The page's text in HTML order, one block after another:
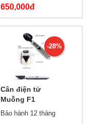
650,000đ
1,000,000đ
-28%
Cân điện tử
Muỗng F1
300g/0.1g
Bảo hành 12 tháng